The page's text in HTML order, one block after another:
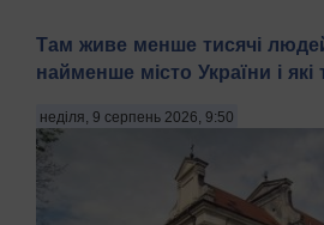
Там живе менше тисячі
найменше місто України і які
неділя, 9 серпень 2026, 9:50